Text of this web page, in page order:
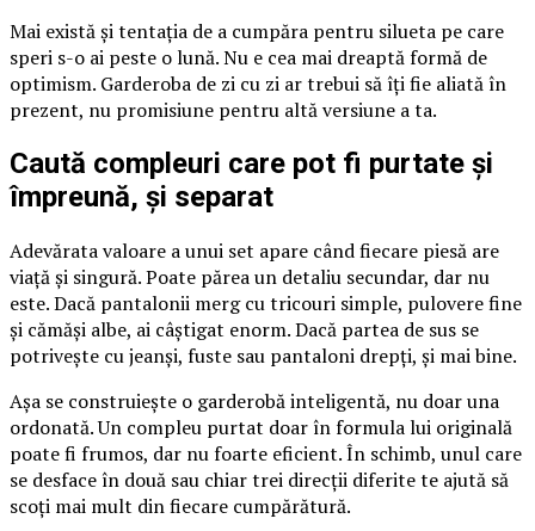
Mai există și tentația de a cumpăra pentru silueta pe care
speri s-o ai peste o lună. Nu e cea mai dreaptă formă de
optimism. Garderoba de zi cu zi ar trebui să îți fie aliată în
prezent, nu promisiune pentru altă versiune a ta.
Caută compleuri care pot fi purtate și
împreună, și separat
Adevărata valoare a unui set apare când fiecare piesă are
viață și singură. Poate părea un detaliu secundar, dar nu
este. Dacă pantalonii merg cu tricouri simple, pulovere fine
și cămăși albe, ai câștigat enorm. Dacă partea de sus se
potrivește cu jeanși, fuste sau pantaloni drepți, și mai bine.
Așa se construiește o garderobă inteligentă, nu doar una
ordonată. Un compleu purtat doar în formula lui originală
poate fi frumos, dar nu foarte eficient. În schimb, unul care
se desface în două sau chiar trei direcții diferite te ajută să
scoți mai mult din fiecare cumpărătură.